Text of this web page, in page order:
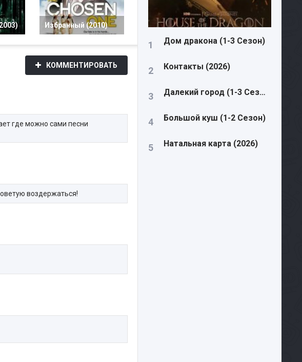
Избранный (2010)
КОММЕНТИРОВАТЬ
где можно сами песни
воздержаться!
Дом дракона (1-3 Сезон)
Контакты (2026)
Далекий город (1-3 Сезон)
Большой куш (1-2 Сезон)
Натальная карта (2026)